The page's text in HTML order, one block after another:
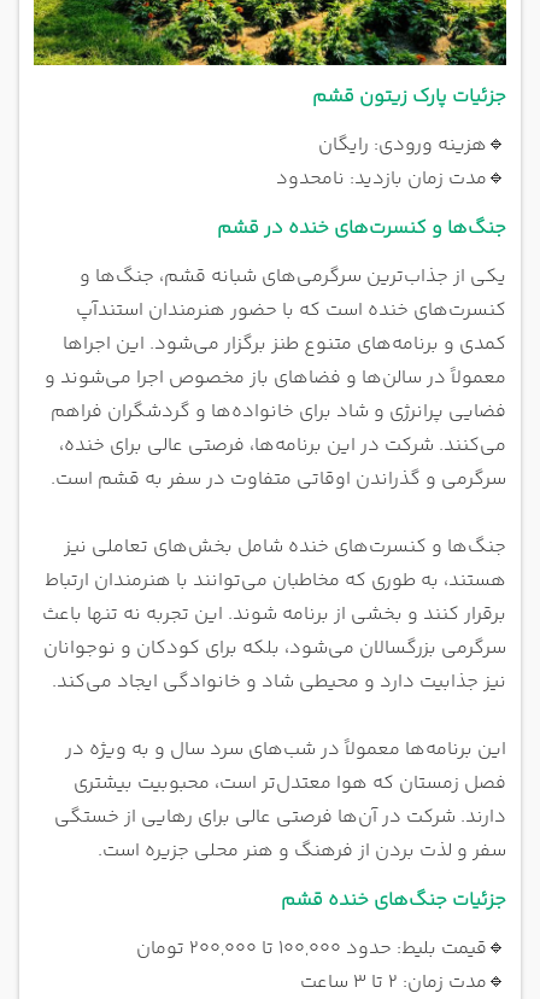
جزئیات پارک زیتون قشم
🔹هزینه ورودی: رایگان
🔹مدت زمان بازدید: نامحدود
جنگ‌ها و کنسرت‌های خنده در قشم
یکی از جذاب‌ترین سرگرمی‌های شبانه قشم، جنگ‌ها و
کنسرت‌های خنده است که با حضور هنرمندان استندآپ
کمدی و برنامه‌های متنوع طنز برگزار می‌شود. این اجراها
معمولاً در سالن‌ها و فضاهای باز مخصوص اجرا می‌شوند و
فضایی پرانرژی و شاد برای خانواده‌ها و گردشگران فراهم
می‌کنند. شرکت در این برنامه‌ها، فرصتی عالی برای خنده،
سرگرمی و گذراندن اوقاتی متفاوت در سفر به قشم است.
جنگ‌ها و کنسرت‌های خنده شامل بخش‌های تعاملی نیز
هستند، به طوری که مخاطبان می‌توانند با هنرمندان ارتباط
برقرار کنند و بخشی از برنامه شوند. این تجربه نه تنها باعث
سرگرمی بزرگسالان می‌شود، بلکه برای کودکان و نوجوانان
نیز جذابیت دارد و محیطی شاد و خانوادگی ایجاد می‌کند.
این برنامه‌ها معمولاً در شب‌های سرد سال و به ویژه در
فصل زمستان که هوا معتدل‌تر است، محبوبیت بیشتری
دارند. شرکت در آن‌ها فرصتی عالی برای رهایی از خستگی
سفر و لذت بردن از فرهنگ و هنر محلی جزیره است.
جزئیات جنگ‌های خنده قشم
🔹قیمت بلیط: حدود ۱۰۰,۰۰۰ تا ۲۰۰,۰۰۰ تومان
🔹مدت زمان: ۲ تا ۳ ساعت